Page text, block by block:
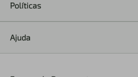
Políticas
Ajuda